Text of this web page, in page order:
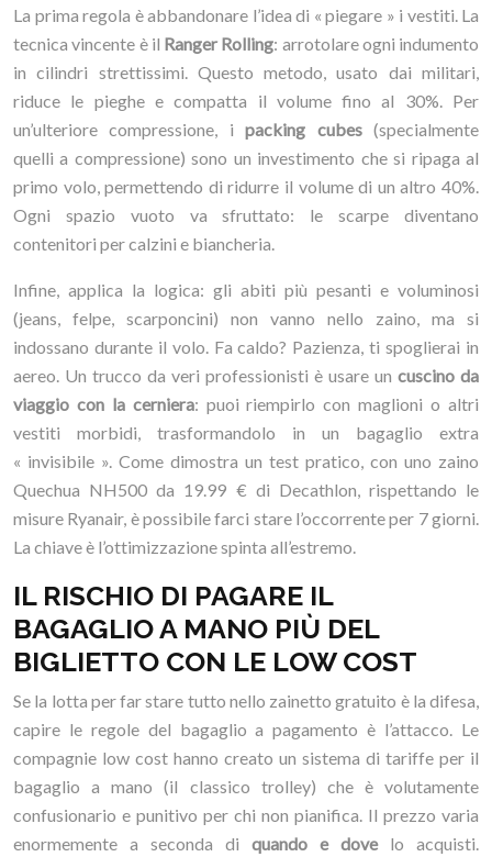
La prima regola è abbandonare l’idea di « piegare » i vestiti. La
tecnica vincente è il Ranger Rolling: arrotolare ogni indumento
in cilindri strettissimi. Questo metodo, usato dai militari,
riduce le pieghe e compatta il volume fino al 30%. Per
un’ulteriore compressione, ipacking cubes(specialmente
quelli a compressione) sono un investimento che si ripaga al
primo volo, permettendo di ridurre il volume di un altro 40%.
Ogni spazio vuoto va sfruttato: le scarpe diventano
contenitori per calzini e biancheria.
Infine, applica la logica: gli abiti più pesanti e voluminosi
(jeans, felpe, scarponcini) non vanno nello zaino, ma si
indossano durante il volo. Fa caldo? Pazienza, ti spoglierai in
aereo. Un trucco da veri professionisti è usare un cuscino da
viaggio con la cerniera: puoi riempirlo con maglioni o altri
vestiti morbidi, trasformandolo in un bagaglio extra
« invisibile ». Come dimostra un test pratico, con uno zaino
Quechua NH500 da 19.99 € di Decathlon, rispettando le
misure Ryanair, è possibile farci stare l’occorrente per 7 giorni.
La chiave è l’ottimizzazione spinta all’estremo.
IL RISCHIO DI PAGARE IL
BAGAGLIO A MANO PIÙ DEL
BIGLIETTO CON LE LOW COST
Se la lotta per far stare tutto nello zainetto gratuito è la difesa,
capire le regole del bagaglio a pagamento è l’attacco. Le
compagnie low cost hanno creato un sistema di tariffe per il
bagaglio a mano (il classico trolley) che è volutamente
confusionario e punitivo per chi non pianifica. Il prezzo varia
enormemente a seconda di quando e dovelo acquisti.